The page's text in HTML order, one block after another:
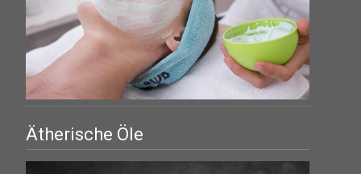
Ätherische Öle